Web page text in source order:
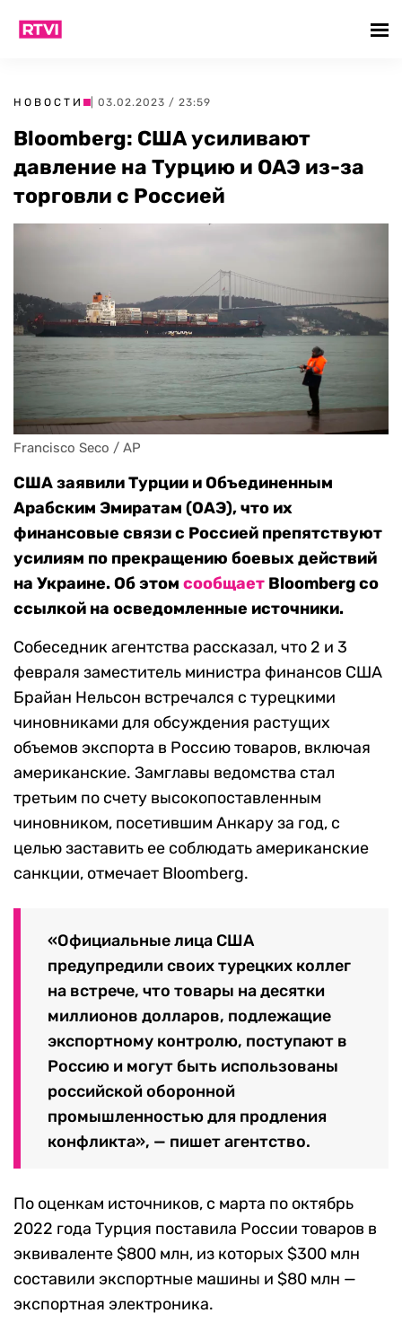
НОВОСТИ | 03.02.2023 / 23:59
Bloomberg: США усиливают
давление на Турцию и ОАЭ из-за
торговли с Россией
Francisco Seco / AP
США заявили Турции и Объединенным
Арабским Эмиратам (ОАЭ), что их
финансовые связи с Россией препятствуют
усилиям по прекращению боевых действий
на Украине. Об этом сообщает Bloomberg со
ссылкой на осведомленные источники.
Собеседник агентства рассказал, что 2 и 3
февраля заместитель министра финансов США
Брайан Нельсон встречался с турецкими
чиновниками для обсуждения растущих
объемов экспорта в Россию товаров, включая
американские. Замглавы ведомства стал
третьим по счету высокопоставленным
чиновником, посетившим Анкару за год, с
целью заставить ее соблюдать американские
санкции, отмечает Bloomberg.
«Официальные лица США
предупредили своих турецких коллег
на встрече, что товары на десятки
миллионов долларов, подлежащие
экспортному контролю, поступают в
Россию и могут быть использованы
российской оборонной
промышленностью для продления
конфликта», — пишет агентство.
По оценкам источников, с марта по октябрь
2022 года Турция поставила России товаров в
эквиваленте $800 млн, из которых $300 млн
составили экспортные машины и $80 млн —
экспортная электроника.